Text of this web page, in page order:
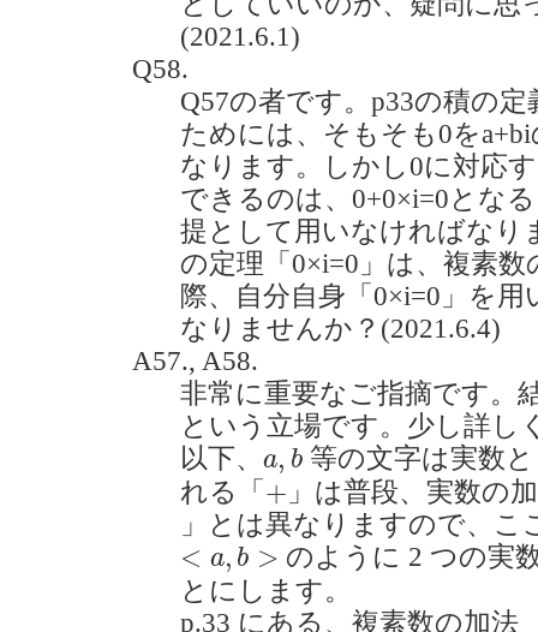
(2021.6.1)
Q58.
Q57の者です。p33の積の
ためには、そもそも0を
なります。しかし0に対応
できるのは、0+0×i=0とな
提として用いなければなり
の定理「0×i=0」は、複素
際、自分自身「0×i=0」を
なりませんか？(2021.6.4)
A57., A58.
非常に重要なご指摘です。
という立場です。少し詳し
以下、 a, b
a,b等の文字は実数
れる「 +
+
」は普段、実数の
」とは異なりますので、
< a, b >
<a ,b >
のように 2 つの実
とにします。
p.33 にある、複素数の加法